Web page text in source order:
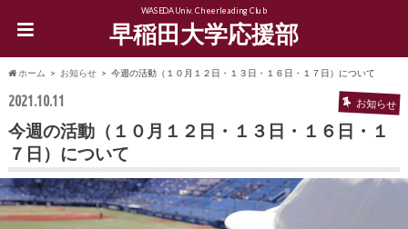
WASEDA Univ. Cheerleading Club
早稲田大学応援部
ホーム お知らせ 今週の活動（１０月１２日・１３日・１６日・１７日）について
2021.10.11 お知らせ
今週の活動（１０月１２日・１３日・１６日・１
７日）について